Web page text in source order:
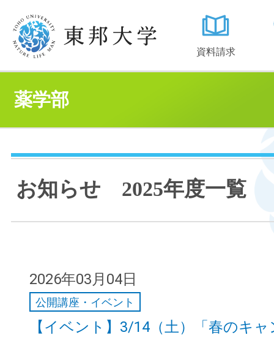
資料請求
薬学部
お知らせ 2025年度一覧
2026年03月04日
公開講座・イベント
【イベント】3/14（土）「春のキ